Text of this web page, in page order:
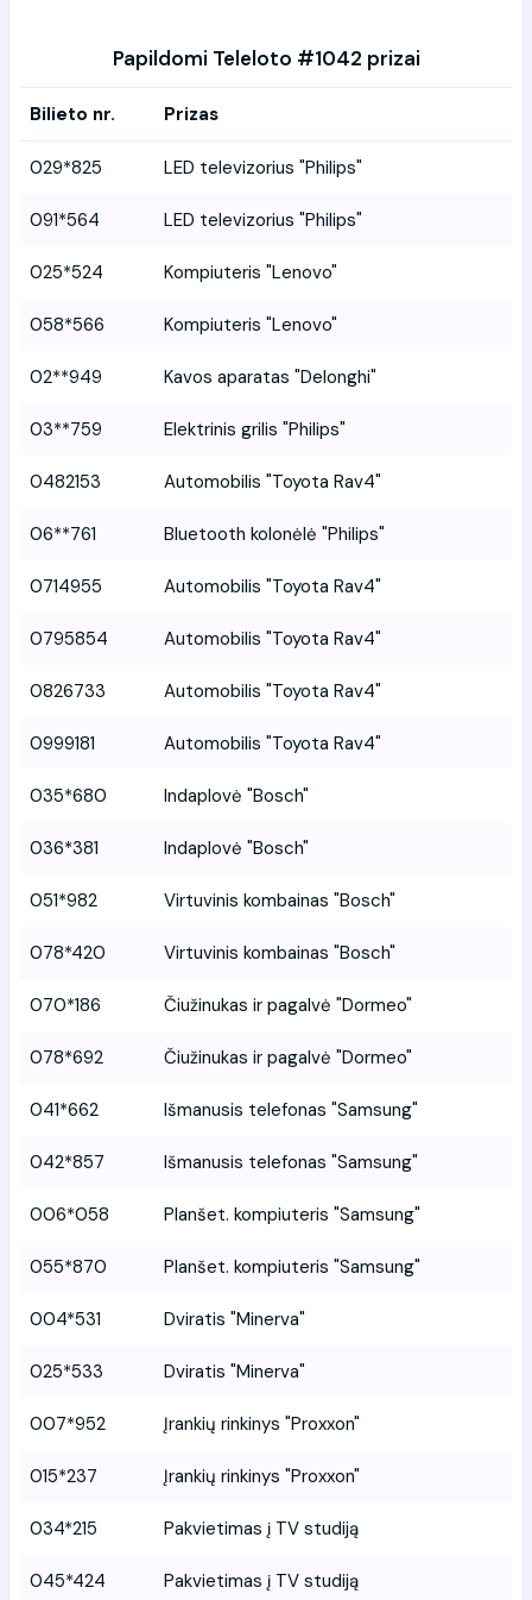
Papildomi Teleloto #1042 prizai
Bilieto nr. Prizas
029*825 LED televizorius "Philips"
091*564 LED televizorius "Philips"
025*524 Kompiuteris "Lenovo"
058*566 Kompiuteris "Lenovo"
02**949 Kavos aparatas "Delonghi"
03**759 Elektrinis grilis "Philips"
0482153 Automobilis "Toyota Rav4"
06**761 Bluetooth kolonėlė "Philips"
0714955 Automobilis "Toyota Rav4"
0795854 Automobilis "Toyota Rav4"
0826733 Automobilis "Toyota Rav4"
0999181 Automobilis "Toyota Rav4"
035*680 Indaplovė "Bosch"
036*381 Indaplovė "Bosch"
051*982 Virtuvinis kombainas "Bosch"
078*420 Virtuvinis kombainas "Bosch"
070*186 Čiužinukas ir pagalvė "Dormeo"
078*692 Čiužinukas ir pagalvė "Dormeo"
041*662 Išmanusis telefonas "Samsung"
042*857 Išmanusis telefonas "Samsung"
006*058 Planšet. kompiuteris "Samsung"
055*870 Planšet. kompiuteris "Samsung"
004*531 Dviratis "Minerva"
025*533 Dviratis "Minerva"
007*952 Įrankių rinkinys "Proxxon"
015*237 Įrankių rinkinys "Proxxon"
034*215 Pakvietimas į TV studiją
045*424 Pakvietimas į TV studiją